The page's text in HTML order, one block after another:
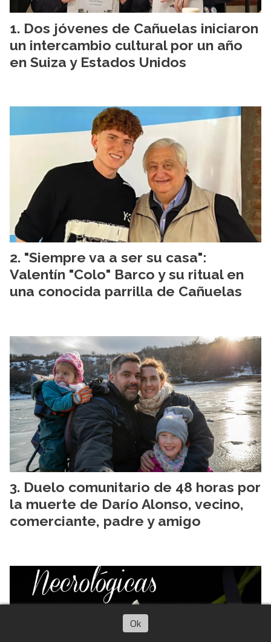
Dos jóvenes de Cañuelas iniciaron
un intercambio cultural por un año
en Suiza y Estados Unidos
"Siempre va a ser su casa":
Valentín "Colo" Barco y su ritual en
una conocida parrilla de Cañuelas
Duelo comunitario de 48 horas por
la muerte de Darío Alonso, vecino,
comerciante, padre y amigo
Ok